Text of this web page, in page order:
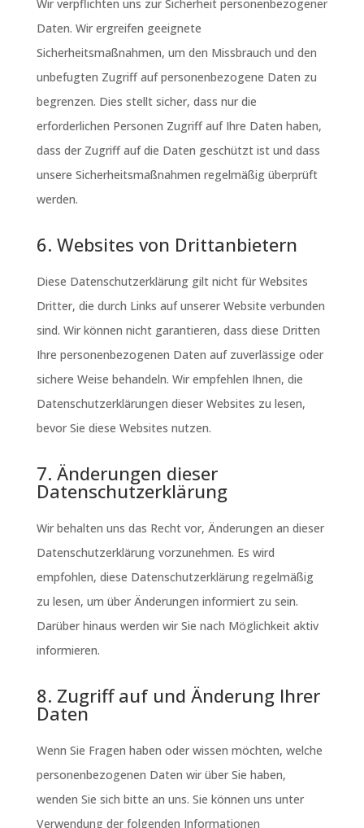
Wir verpflichten uns zur Sicherheit personenbezogener
Daten. Wir ergreifen geeignete
Sicherheitsmaßnahmen, um den Missbrauch und den
unbefugten Zugriff auf personenbezogene Daten zu
begrenzen. Dies stellt sicher, dass nur die
erforderlichen Personen Zugriff auf Ihre Daten haben,
dass der Zugriff auf die Daten geschützt ist und dass
unsere Sicherheitsmaßnahmen regelmäßig überprüft
werden.
6. Websites von Drittanbietern
Diese Datenschutzerklärung gilt nicht für Websites
Dritter, die durch Links auf unserer Website verbunden
sind. Wir können nicht garantieren, dass diese Dritten
Ihre personenbezogenen Daten auf zuverlässige oder
sichere Weise behandeln. Wir empfehlen Ihnen, die
Datenschutzerklärungen dieser Websites zu lesen,
bevor Sie diese Websites nutzen.
7. Änderungen dieser
Datenschutzerklärung
Wir behalten uns das Recht vor, Änderungen an dieser
Datenschutzerklärung vorzunehmen. Es wird
empfohlen, diese Datenschutzerklärung regelmäßig
zu lesen, um über Änderungen informiert zu sein.
Darüber hinaus werden wir Sie nach Möglichkeit aktiv
informieren.
8. Zugriff auf und Änderung Ihrer
Daten
Wenn Sie Fragen haben oder wissen möchten, welche
personenbezogenen Daten wir über Sie haben,
wenden Sie sich bitte an uns. Sie können uns unter
Verwendung der folgenden Informationen